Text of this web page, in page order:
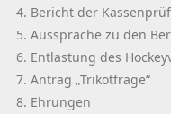
4. Bericht der
5. Aussprache zu den
6. Entlastung des
7. Antrag „Trikotfrage“
8. Ehrungen